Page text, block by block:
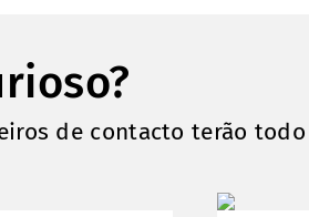
de contacto terão